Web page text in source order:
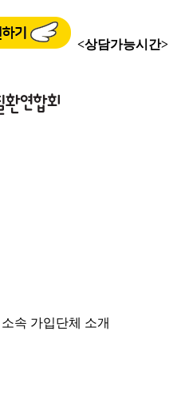
<상담가능시간>
속 가입단체 소개